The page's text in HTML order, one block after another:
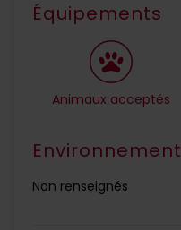
Équipements
Animaux acceptés
Environnement
Non renseignés